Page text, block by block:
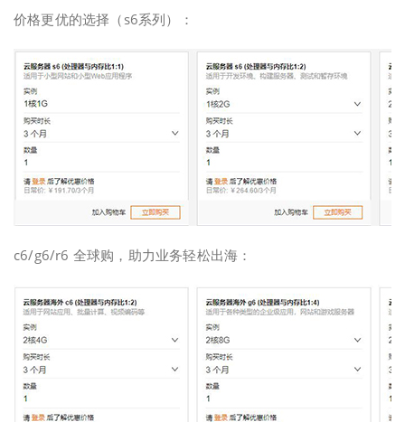
价格更优的选择（s6系列）：
c6/g6/r6 全球购，助力业务轻松出海：